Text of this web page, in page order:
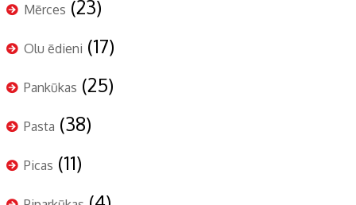
Mērces (23)
Olu ēdieni (17)
Pankūkas (25)
Pasta (38)
Picas (11)